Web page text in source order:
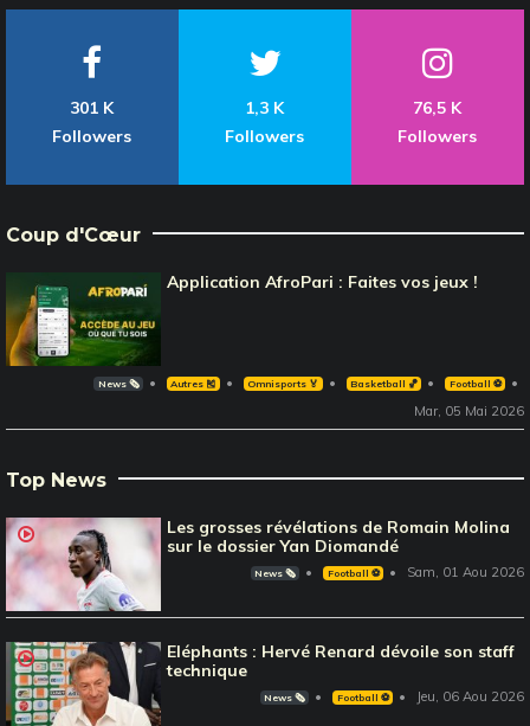
301 K
Followers
1,3 K
Followers
76,5 K
Followers
Coup d'Cœur
Application AfroPari : Faites vos jeux !
News 🗞️ Autres 🎽 Omnisports 🏅 Basketball 🏀 Football ⚽️
Mar, 05 Mai 2026
Top News
Les grosses révélations de Romain Molina
sur le dossier Yan Diomandé
News 🗞️ Football ⚽️ Sam, 01 Aou 2026
Eléphants : Hervé Renard dévoile son staff
technique
News 🗞️ Football ⚽️ Jeu, 06 Aou 2026